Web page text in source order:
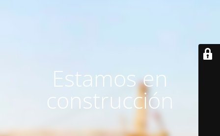
Estamos en
construcción